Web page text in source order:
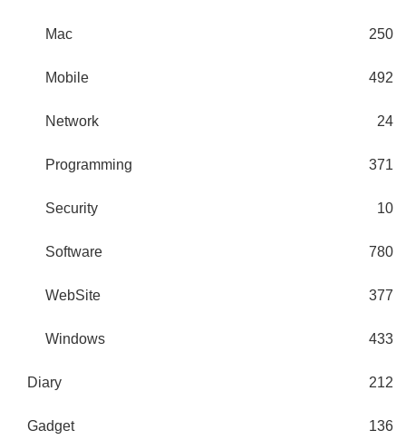
Mac 250
Mobile 492
Network 24
Programming 371
Security 10
Software 780
WebSite 377
Windows 433
Diary 212
Gadget 136